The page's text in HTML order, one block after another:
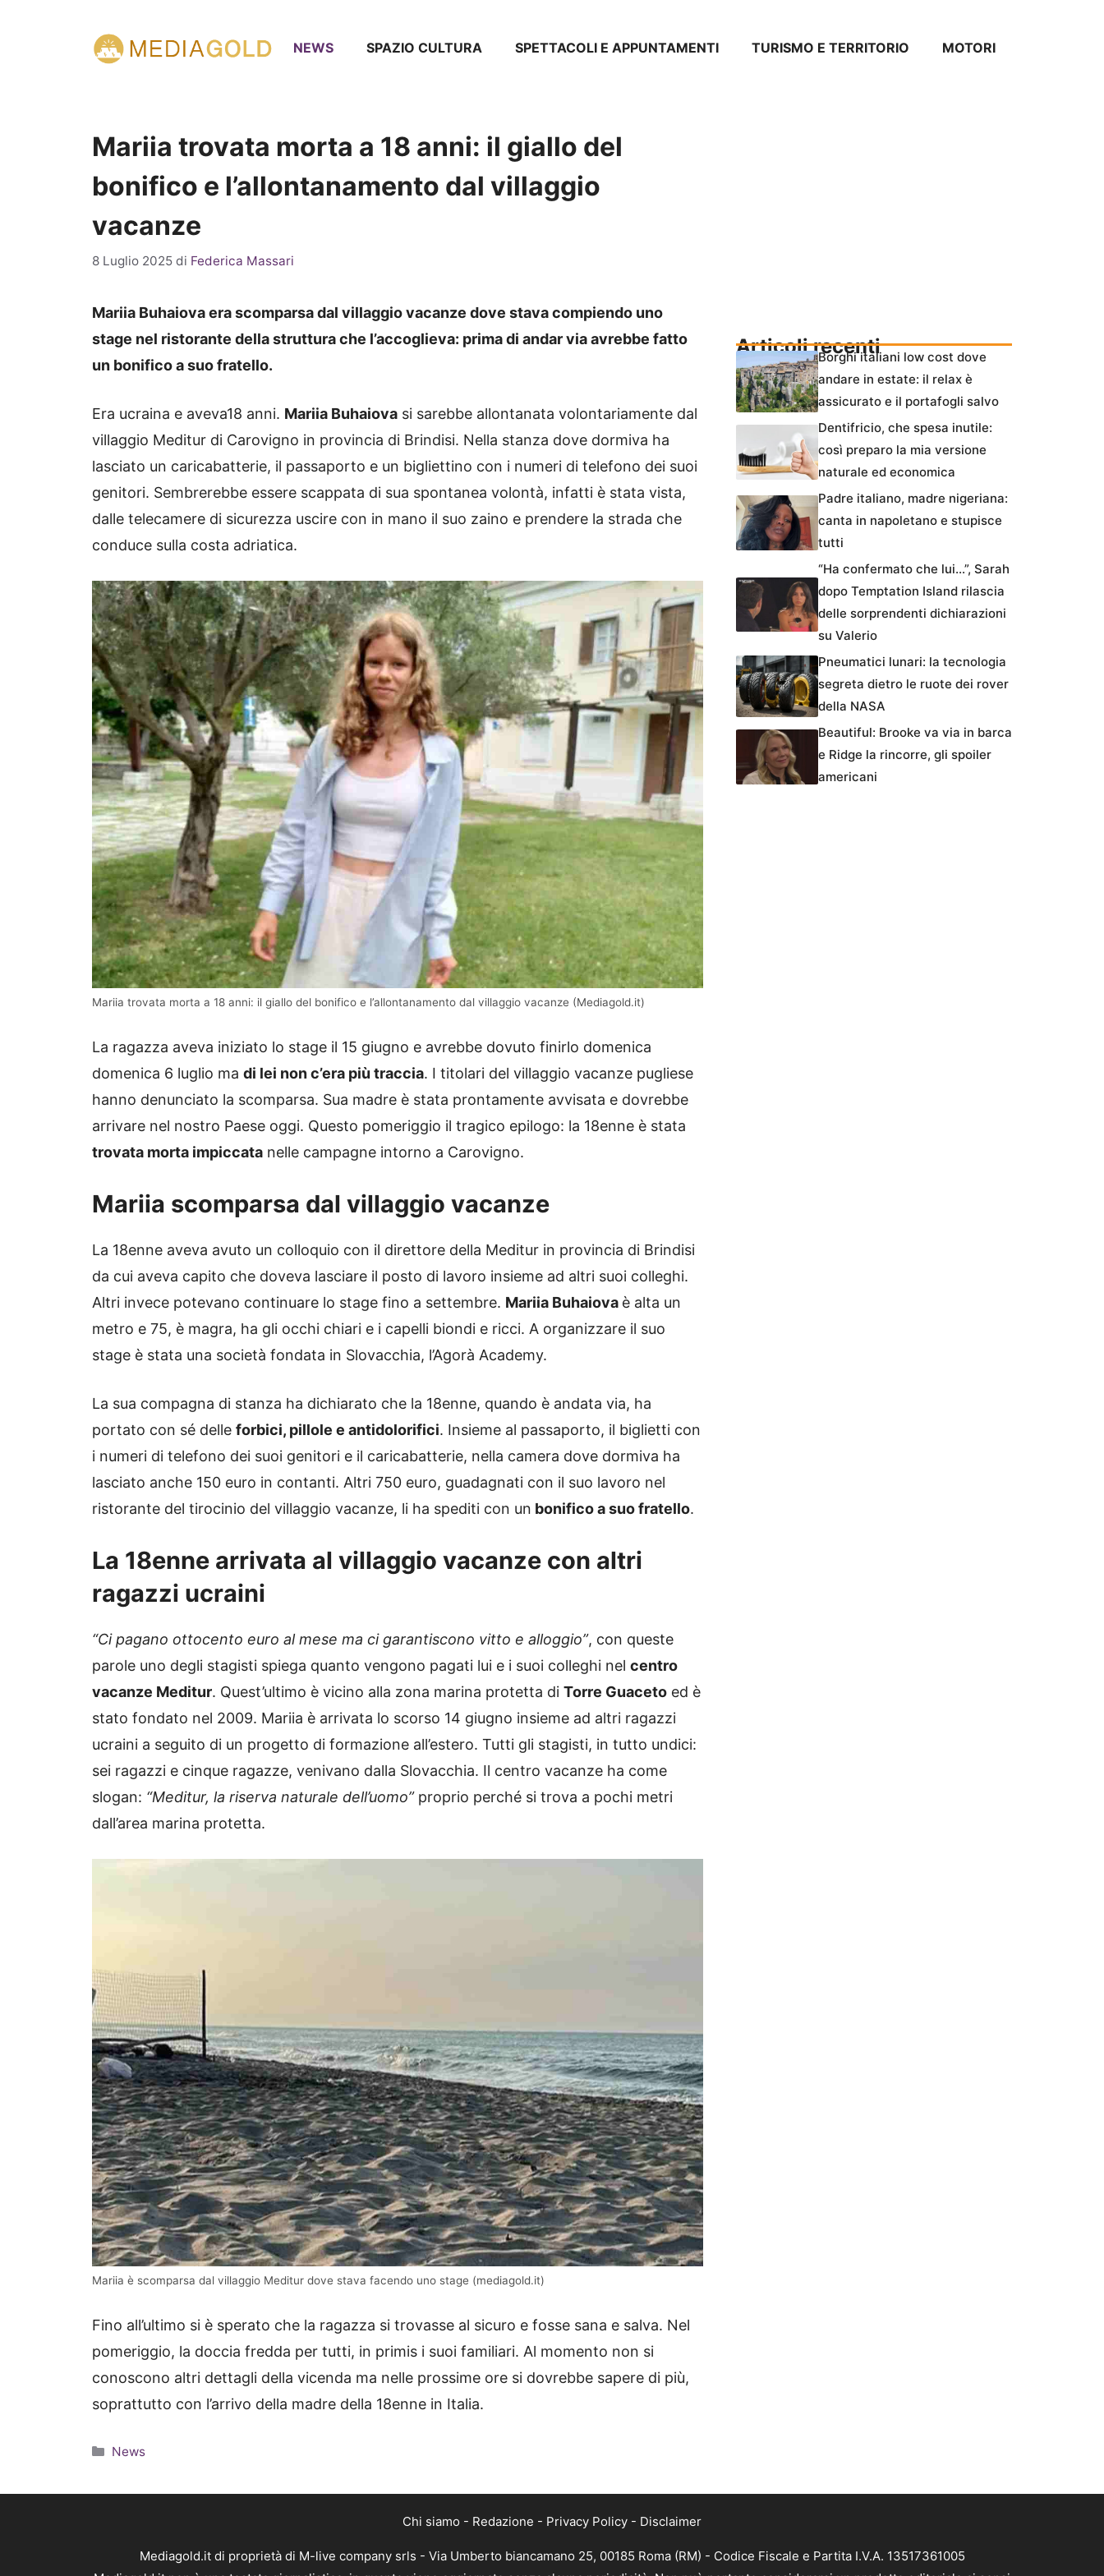
NEWS SPAZIO CULTURA SPETTACOLI E APPUNTAMENTI TURISMO E TERRITORIO MOTORI
Mariia trovata morta a 18 anni: il giallo del
bonifico e l’allontanamento dal villaggio
vacanze
8 Luglio 2025 di Federica Massari
Mariia Buhaiova era scomparsa dal villaggio vacanze dove stava compiendo uno
stage nel ristorante della struttura che l’accoglieva: prima di andar via avrebbe fatto
un bonifico a suo fratello.
Era ucraina e aveva18 anni. Mariia Buhaiova si sarebbe allontanata volontariamente dal
villaggio Meditur di Carovigno in provincia di Brindisi. Nella stanza dove dormiva ha
lasciato un caricabatterie, il passaporto e un bigliettino con i numeri di telefono dei suoi
genitori. Sembrerebbe essere scappata di sua spontanea volontà, infatti è stata vista,
dalle telecamere di sicurezza uscire con in mano il suo zaino e prendere la strada che
conduce sulla costa adriatica.
Mariia trovata morta a 18 anni: il giallo del bonifico e l’allontanamento dal villaggio vacanze (Mediagold.it)
La ragazza aveva iniziato lo stage il 15 giugno e avrebbe dovuto finirlo domenica
domenica 6 luglio ma di lei non c’era più traccia. I titolari del villaggio vacanze pugliese
hanno denunciato la scomparsa. Sua madre è stata prontamente avvisata e dovrebbe
arrivare nel nostro Paese oggi. Questo pomeriggio il tragico epilogo: la 18enne è stata
trovata morta impiccata nelle campagne intorno a Carovigno.
Mariia scomparsa dal villaggio vacanze
La 18enne aveva avuto un colloquio con il direttore della Meditur in provincia di Brindisi
da cui aveva capito che doveva lasciare il posto di lavoro insieme ad altri suoi colleghi.
Altri invece potevano continuare lo stage fino a settembre. Mariia Buhaiova è alta un
metro e 75, è magra, ha gli occhi chiari e i capelli biondi e ricci. A organizzare il suo
stage è stata una società fondata in Slovacchia, l’Agorà Academy.
La sua compagna di stanza ha dichiarato che la 18enne, quando è andata via, ha
portato con sé delle forbici, pillole e antidolorifici. Insieme al passaporto, il biglietti con
i numeri di telefono dei suoi genitori e il caricabatterie, nella camera dove dormiva ha
lasciato anche 150 euro in contanti. Altri 750 euro, guadagnati con il suo lavoro nel
ristorante del tirocinio del villaggio vacanze, li ha spediti con un bonifico a suo fratello.
La 18enne arrivata al villaggio vacanze con altri
ragazzi ucraini
“Ci pagano ottocento euro al mese ma ci garantiscono vitto e alloggio”, con queste
parole uno degli stagisti spiega quanto vengono pagati lui e i suoi colleghi nel centro
vacanze Meditur. Quest’ultimo è vicino alla zona marina protetta di Torre Guaceto ed è
stato fondato nel 2009. Mariia è arrivata lo scorso 14 giugno insieme ad altri ragazzi
ucraini a seguito di un progetto di formazione all’estero. Tutti gli stagisti, in tutto undici:
sei ragazzi e cinque ragazze, venivano dalla Slovacchia. Il centro vacanze ha come
slogan: “Meditur, la riserva naturale dell’uomo”proprio perché si trova a pochi metri
dall’area marina protetta.
Mariia è scomparsa dal villaggio Meditur dove stava facendo uno stage (mediagold.it)
Fino all’ultimo si è sperato che la ragazza si trovasse al sicuro e fosse sana e salva. Nel
pomeriggio, la doccia fredda per tutti, in primis i suoi familiari. Al momento non si
conoscono altri dettagli della vicenda ma nelle prossime ore si dovrebbe sapere di più,
soprattutto con l’arrivo della madre della 18enne in Italia.
Categorie
News
Articoli recentiBorghi italiani low cost dove
andare in estate: il relax è
assicurato e il portafogli salvo
Dentifricio, che spesa inutile:
così preparo la mia versione
naturale ed economica
Padre italiano, madre nigeriana:
canta in napoletano e stupisce
tutti
“Ha confermato che lui…”, Sarah
dopo Temptation Island rilascia
delle sorprendenti dichiarazioni
su Valerio
Pneumatici lunari: la tecnologia
segreta dietro le ruote dei rover
della NASA
Beautiful: Brooke va via in barca
e Ridge la rincorre, gli spoiler
americani
Chi siamo - Redazione - Privacy Policy - Disclaimer
Mediagold.it di proprietà di M-live company srls - Via Umberto biancamano 25, 00185 Roma (RM) - Codice Fiscale e Partita I.V.A. 13517361005